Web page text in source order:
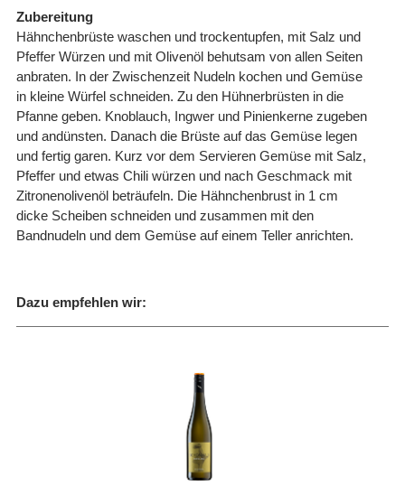
Zubereitung
Hähnchenbrüste waschen und trockentupfen, mit Salz und
Pfeffer Würzen und mit Olivenöl behutsam von allen Seiten
anbraten. In der Zwischenzeit Nudeln kochen und Gemüse
in kleine Würfel schneiden. Zu den Hühnerbrüsten in die
Pfanne geben. Knoblauch, Ingwer und Pinienkerne zugeben
und andünsten. Danach die Brüste auf das Gemüse legen
und fertig garen. Kurz vor dem Servieren Gemüse mit Salz,
Pfeffer und etwas Chili würzen und nach Geschmack mit
Zitronenolivenöl beträufeln. Die Hähnchenbrust in 1 cm
dicke Scheiben schneiden und zusammen mit den
Bandnudeln und dem Gemüse auf einem Teller anrichten.
Dazu empfehlen wir: